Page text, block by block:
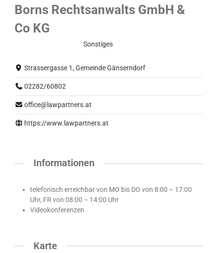
Borns Rechtsanwalts GmbH &
Co KG
Sonstiges
Strassergasse 1, Gemeinde Gänserndorf
02282/60802
office@lawpartners.at
https://www.lawpartners.at
Informationen
telefonisch erreichbar von MO bis DO von 8:00 – 17:00
Uhr, FR von 08:00 – 14:00 Uhr
Videokonferenzen
Karte